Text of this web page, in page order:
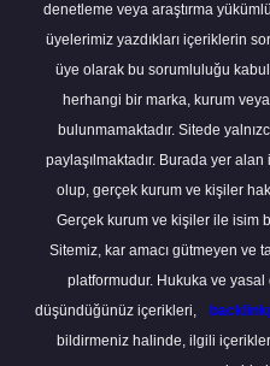
denetleme veya araştırma
üyelerimiz yazdıkları içeriklerin
üye olarak bu sorumluluğu kabul
herhangi bir marka, kurum
bulunmamaktadır. Sitede
paylaşılmaktadır. Burada yer
olup, gerçek kurum ve kişiler
Gerçek kurum ve kişiler ile isim
Sitemiz, kar amacı gütmeyen ve
platformudur. Hukuka ve yasal
düşündüğünüz içerikleri,
bildirmeniz halinde, ilgili